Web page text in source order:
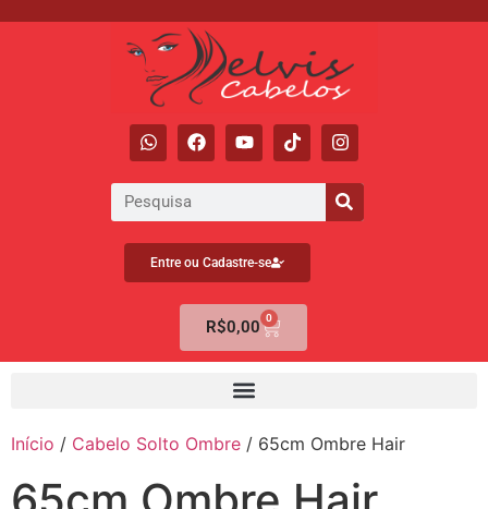
Entre ou Cadastre-se
R$0,00 0
Início / Cabelo Solto Ombre / 65cm Ombre Hair